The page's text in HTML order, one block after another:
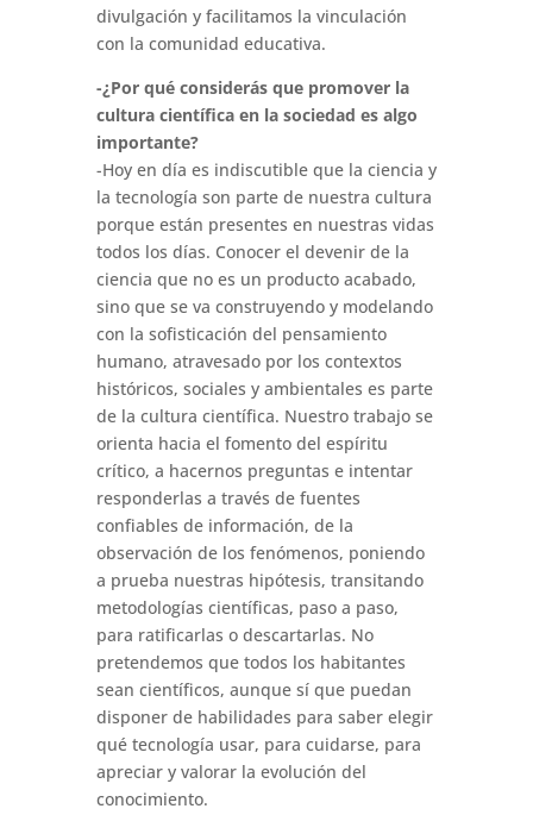
divulgación y facilitamos la vinculación
con la comunidad educativa.
-¿Por qué considerás que promover la
cultura científica en la sociedad es algo
importante?
-Hoy en día es indiscutible que la ciencia y
la tecnología son parte de nuestra cultura
porque están presentes en nuestras vidas
todos los días. Conocer el devenir de la
ciencia que no es un producto acabado,
sino que se va construyendo y modelando
con la sofisticación del pensamiento
humano, atravesado por los contextos
históricos, sociales y ambientales es parte
de la cultura científica. Nuestro trabajo se
orienta hacia el fomento del espíritu
crítico, a hacernos preguntas e intentar
responderlas a través de fuentes
confiables de información, de la
observación de los fenómenos, poniendo
a prueba nuestras hipótesis, transitando
metodologías científicas, paso a paso,
para ratificarlas o descartarlas. No
pretendemos que todos los habitantes
sean científicos, aunque sí que puedan
disponer de habilidades para saber elegir
qué tecnología usar, para cuidarse, para
apreciar y valorar la evolución del
conocimiento.